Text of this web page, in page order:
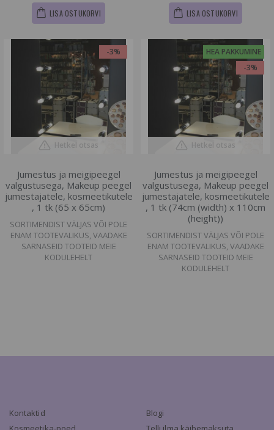
LISA OSTUKORVI LISA OSTUKORVI
-3%
Hetkel otsas
Jumestus ja meigipeegel
valgustusega, Makeup peegel
jumestajatele, kosmeetikutele
, 1 tk (65 x 65cm)
SORTIMENDIST VÄLJAS VÕI POLE
ENAM TOOTEVALIKUS, VAADAKE
SARNASEID TOOTEID MEIE
KODULEHELT
HEA PAKKUMINE
-3%
Hetkel otsas
Jumestus ja meigipeegel
valgustusega, Makeup peegel
jumestajatele, kosmeetikutele
, 1 tk (74cm (width) x 110cm
(height))
SORTIMENDIST VÄLJAS VÕI POLE
ENAM TOOTEVALIKUS, VAADAKE
SARNASEID TOOTEID MEIE
KODULEHELT
Kontaktid
Blogi